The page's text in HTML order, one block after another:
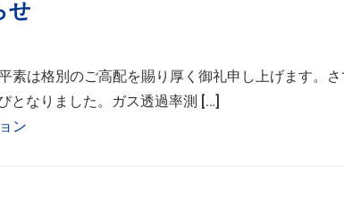
せ
は格別のご高配を賜り厚く御礼申し上げます。さ
となりました。ガス透過率測 […]
ン